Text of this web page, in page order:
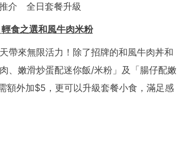
介 全日套餐升級
輕食之選和風牛肉米粉
帶來無限活力！除了招牌的和風牛肉丼和
、嫩滑炒蛋配迷你飯/米粉」及「腸仔配嫩
額外加$5，更可以升級套餐小食，滿足感